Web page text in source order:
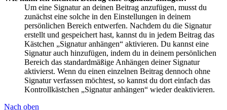
Um eine Signatur an deinen Beitrag anzufügen, musst du
zunächst eine solche in den Einstellungen in deinem
persönlichen Bereich entwerfen. Nachdem du die Signatur
erstellt und gespeichert hast, kannst du in jedem Beitrag das
Kästchen „Signatur anhängen“ aktivieren. Du kannst eine
Signatur auch hinzufügen, indem du in deinem persönlichen
Bereich das standardmäßige Anhängen deiner Signatur
aktivierst. Wenn du einen einzelnen Beitrag dennoch ohne
Signatur verfassen möchtest, so kannst du dort einfach das
Kontrollkästchen „Signatur anhängen“ wieder deaktivieren.
Nach oben